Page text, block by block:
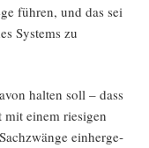
füh­ren, und das sei
Sys­tems zu
hal­ten soll – dass
einem rie­si­gen
ein­her­ge­